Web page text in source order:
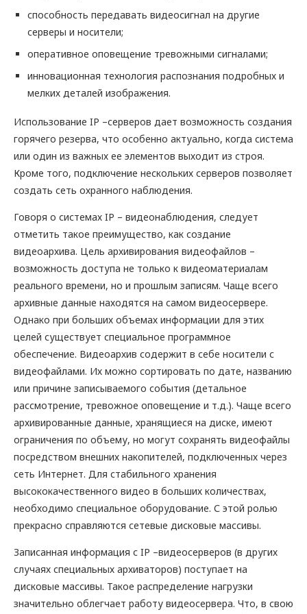
способность передавать видеосигнал на другие
серверы и носители;
оперативное оповещение тревожными сигналами;
инновационная технология распознания подробных и
мелких деталей изображения.
Использование IP –серверов дает возможность создания
горячего резерва, что особенно актуально, когда система
или один из важных ее элементов выходит из строя.
Кроме того, подключение нескольких серверов позволяет
создать сеть охранного наблюдения.
Говоря о системах IP – видеонаблюдения, следует
отметить такое преимущество, как создание
видеоархива. Цель архивирования видеофайлов –
возможность доступа не только к видеоматериалам
реального времени, но и прошлым записям. Чаще всего
архивные данные находятся на самом видеосервере.
Однако при больших объемах информации для этих
целей существует специальное программное
обеспечение. Видеоархив содержит в себе носители с
видеофайлами. Их можно сортировать по дате, названию
или причине записываемого события (детальное
рассмотрение, тревожное оповещение и т.д.). Чаще всего
архивированные данные, хранящиеся на диске, имеют
ограничения по объему, но могут сохранять видеофайлы
посредством внешних накопителей, подключенных через
сеть Интернет. Для стабильного хранения
высококачественного видео в больших количествах,
необходимо специальное оборудование. С этой ролью
прекрасно справляются сетевые дисковые массивы.
Записанная информация с IP –видеосерверов (в других
случаях специальных архиваторов) поступает на
дисковые массивы. Такое распределение нагрузки
значительно облегчает работу видеосервера. Что, в свою